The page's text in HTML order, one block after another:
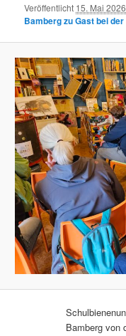
Veröffentlicht 15. Mai 2026
Bamberg zu Gast bei
Bamberg von